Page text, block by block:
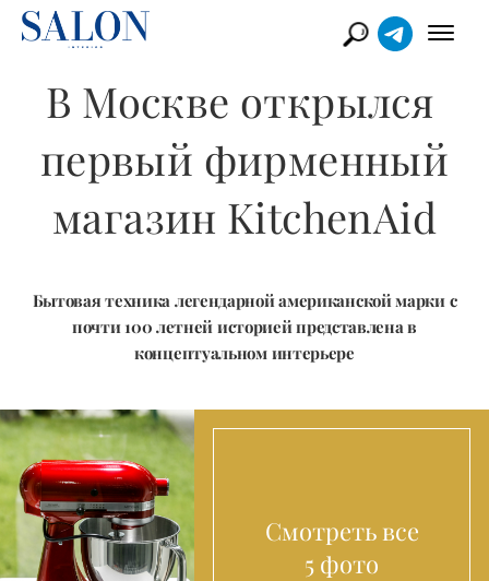
В Москве открылся ​
первый фирменный
магазин KitchenAid
Бытовая техника легендарной американской марки с
почти 100 летней историей представлена в
концептуальном интерьере
Смотреть все
5 фото